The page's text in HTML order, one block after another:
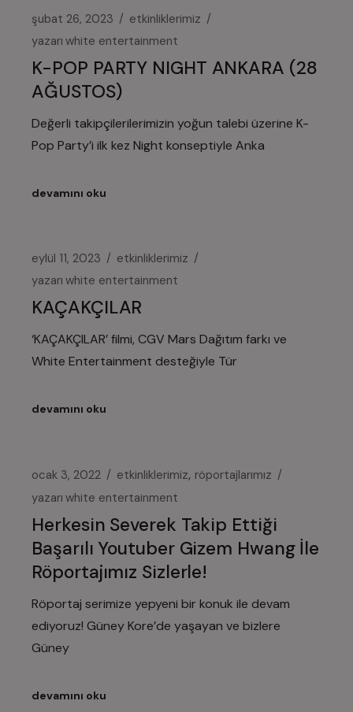
şubat 26, 2023
etkinliklerimiz
yazarı white entertainment
K-POP PARTY NIGHT ANKARA (28
AĞUSTOS)
Değerli takipçilerilerimizin yoğun talebi üzerine K-
Pop Party’i ilk kez Night konseptiyle Anka
devamını oku
eylül 11, 2023
etkinliklerimiz
yazarı white entertainment
KAÇAKÇILAR
‘KAÇAKÇILAR’ filmi, CGV Mars Dağıtım farkı ve
White Entertainment desteğiyle Tür
devamını oku
ocak 3, 2022 etkinliklerimiz röportajlarımız
yazarı white entertainment
Herkesin Severek Takip Ettiği
Başarılı Youtuber Gizem Hwang İle
Röportajımız Sizlerle!
Röportaj serimize yepyeni bir konuk ile devam
ediyoruz! Güney Kore’de yaşayan ve bizlere
Güney
devamını oku